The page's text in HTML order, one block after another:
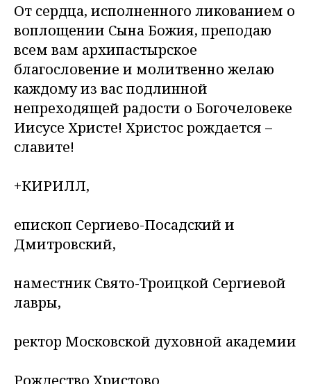
От сердца, исполненного ликованием о
воплощении Сына Божия, преподаю
всем вам архипастырское
благословение и молитвенно желаю
каждому из вас подлинной
непреходящей радости о Богочеловеке
Иисусе Христе! Христос рождается –
славите!
+КИРИЛЛ,
епископ Сергиево-Посадский и
Дмитровский,
наместник Свято-Троицкой Сергиевой
лавры,
ректор Московской духовной академии
Рождество Христово